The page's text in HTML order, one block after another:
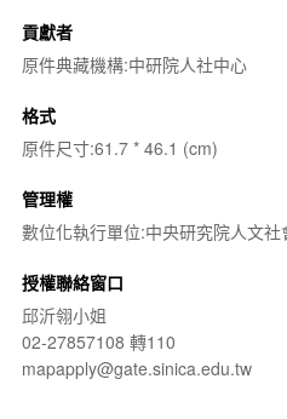
貢獻者
原件典藏機構:中研院人社中心
格式
原件尺寸:61.7 * 46.1 (cm)
管理權
數位化執行單位:中央研究院人文
授權聯絡窗口
邱沂翎小姐
02-27857108 轉110
mapapply@gate.sinica.edu.tw